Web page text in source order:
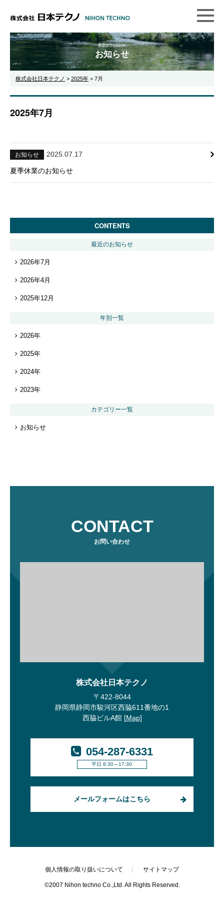
Information
お知らせ
株式会社日本テクノ > 2025年 > 7月
2025年7月
お知らせ 2025.07.17
夏季休業のお知らせ
CONTENTS
最近のお知らせ
2026年7月
2026年4月
2025年12月
年別一覧
2026年
2025年
2024年
2023年
カテゴリー一覧
お知らせ
CONTACT
お問い合わせ
株式会社日本テクノ
〒422-8044
静岡県静岡市駿河区西脇611番地の1
西脇ビルA館 [Map]
054-287-6331
平日 8:30～17:30
メールフォームはこちら
個人情報の取り扱いについて サイトマップ
©2007 Nihon techno Co.,Ltd. All Rights Reserved.